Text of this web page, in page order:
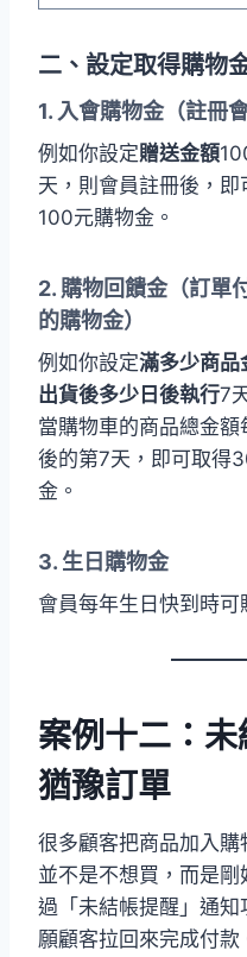
二、設定取得購物
1. 入會購物金（註冊
例如你設定贈送金額
天，則會員註冊後，
100元購物金。
2. 購物回饋金（訂單
的購物金）
例如你設定滿多少商品
出貨後多少日後執行7
當購物車的商品總金
後的第7天，即可取得
金。
3. 生日購物金
會員每年生日快到時可
案例十二：
猶豫訂單
很多顧客把商品加入
並不是不想買，而是
過「未結帳提醒」通
願顧客拉回來完成付款